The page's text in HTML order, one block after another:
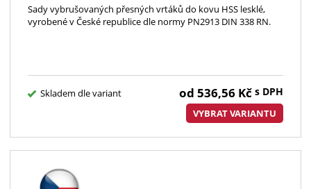
Sady vybrušovaných přesných vrtáků do kovu HSS lesklé,
vyrobené v České republice dle normy PN2913 DIN 338 RN.
Skladem dle variant od 536,56 Kč s DPH
VYBRAT VARIANTU